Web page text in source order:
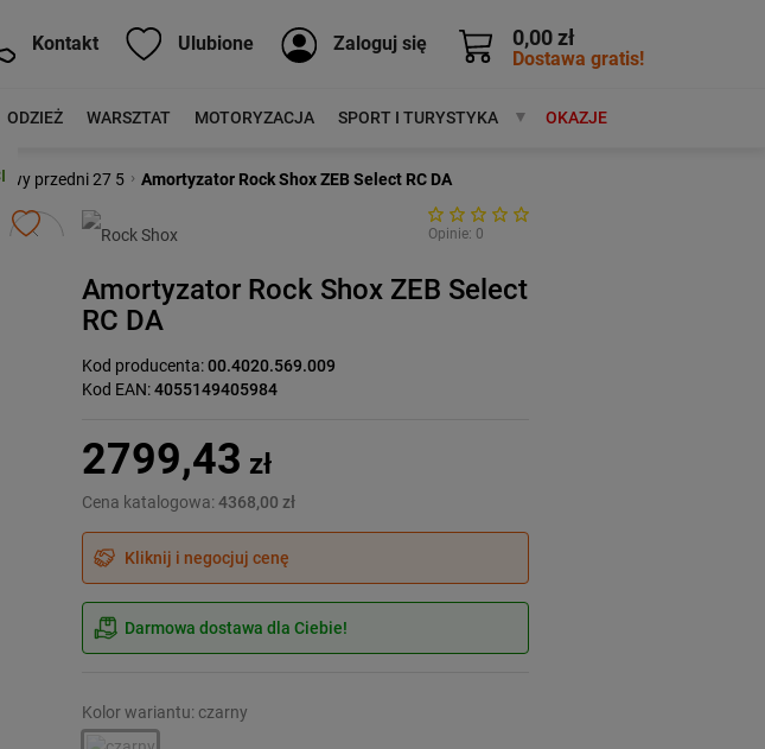
0,00 zł
Dostawa gratis!
Kontakt Ulubione Zaloguj się
ODZIEŻ WARSZTAT MOTORYZACJA SPORT I TURYSTYKA MARKIOKAZJE
przedni 27 5 › Amortyzator Rock Shox ZEB Select RC DA
Następny Opinie: 0
Amortyzator Rock Shox ZEB Select
RC DA
Kod producenta:00.4020.569.009
Kod EAN:4055149405984
2799,43 zł
Cena katalogowa:4368,00 zł
Kliknij i negocjuj cenę
Darmowa dostawa dla Ciebie!
Kolor wariantu: czarny